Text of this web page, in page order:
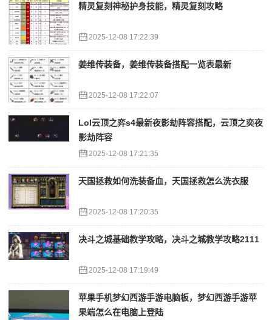
精灵复刻神秘护身技能，精灵复刻攻略
2025-12-08 17:22:39
姜维传装备，姜维传装备搭配一览表最新
2025-12-08 17:22:07
Lol云顶之弈s4最新夜影劫阵容搭配，云顶之奕夜
影劫阵容
2025-12-08 17:21:35
天国拯救如何洗装备血，天国拯救怎么洗衣服
2025-12-08 17:20:35
决斗之城基础教学攻略，决斗之城教学攻略2111
2025-12-08 17:19:49
苹果手机梦幻西游手游电脑板，梦幻西游手游苹
果端怎么在电脑上登陆